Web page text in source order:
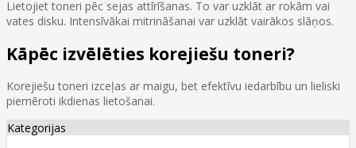
Lietojiet toneri pēc sejas attīrīšanas. To var uzklāt ar rokām vai
vates disku. Intensīvākai mitrināšanai var uzklāt vairākos slāņos.
Kāpēc izvēlēties korejiešu toneri?
Korejiešu toneri izceļas ar maigu, bet efektīvu iedarbību un lieliski
piemēroti ikdienas lietošanai.
Kategorijas